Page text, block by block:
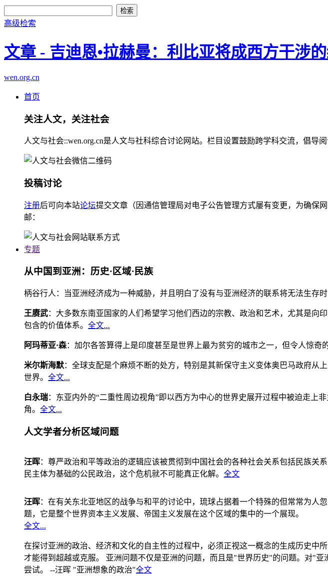
高级检索
文章 - 吉迪恩•拉赫曼：利比亚将成西方干涉
wen.org.cn
首页
关注人文，关注社会
人文与社会::wen.org.cn是人文与社科综合讨论网站。栏目设置鼓励跨学科交流，倡
投稿讨论
注册后可向本站论坛提交文章（因通信管理局对电子公告管理方式屡有变更，为确保
邮：
专题
从中国到亚洲：历史·区域·民族
柄谷行人：当亚洲经济成为一种威胁，并且明白了没有与亚洲经济的联系将无法生存
王赓武：大多数东南亚国家的人们希望学习他们西边的宗教、政治和艺术，尤其是
包含的价值体系。 全文...
阿玛蒂亚·森：加尔各答算得上是印度甚至是世界上最为贫穷的城市之一，但令人惊
米尔斯海默：全球支配是个麻烦不断的处方，特别是其新保守主义变体奥巴马政府从
世界。 全文...
白永瑞：东亚内外的“二重性周边视角”即以西方为中心的世界史展开过程中被迫走
角。 全文...
人文学者分析区域问题
汪晖：尊严政治和平等政治的逻辑应该被贯彻到中国社会的各种社会关系包括民族
民主体为基础的公民政治，这个危机就不可能真正化解。 全文
汪晖：在有关东北亚地区的战争与和平的讨论中，琉球占据着一个特殊的但常常为人
题，它是整个世界资本主义发展、帝国主义发展在这个区域的集中的一个展现。
全文...
在探讨亚洲的政治、经济和文化的自主性的过程中，必须正视这一概念的生成历史中
才能得到超越或克服。 亚洲问题不仅是亚洲的问题，而且是"世界历史"的问题。对"
尝试。 --汪晖 "亚洲想象的政治"全文